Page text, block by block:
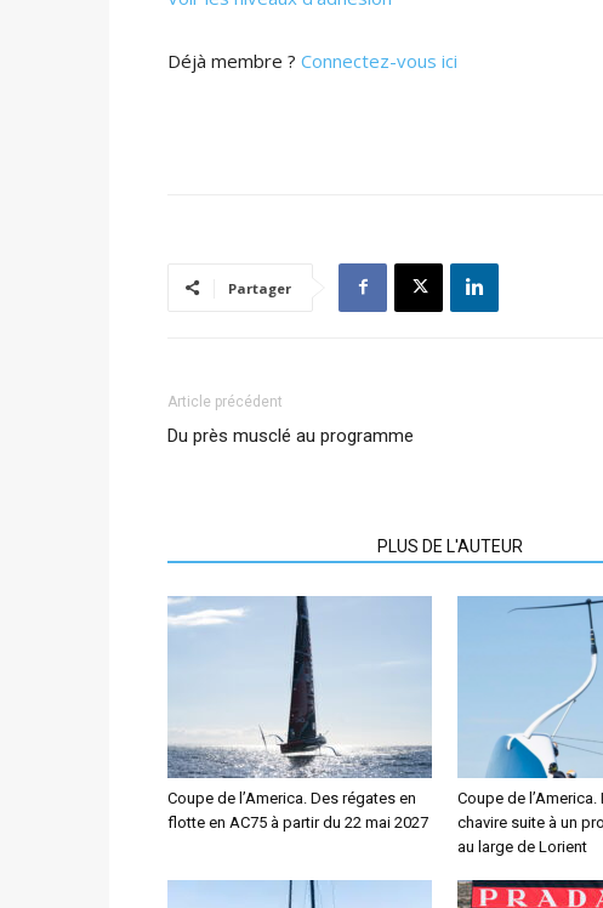
Déjà membre ? Connectez-vous ici
Partager
Article précédent
Du près musclé au programme
PLUS DE L'AUTEUR
Coupe de l’America. Des régates en
flotte en AC75 à partir du 22 mai 2027
Coupe de l’America.
chavire suite à un
au large de Lorient